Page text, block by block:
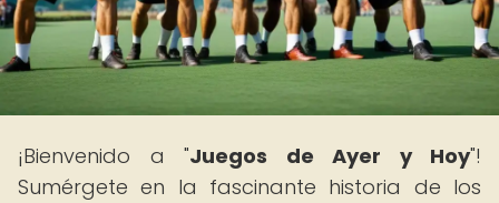
¡Bienvenido a "Juegos de Ayer y Hoy"!
Sumérgete en la fascinante historia de los